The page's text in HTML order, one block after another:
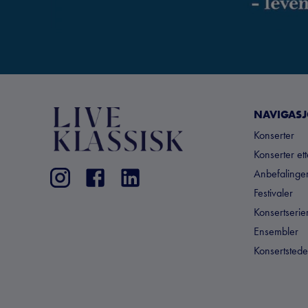
Konserter
Konserter
Festivaler
Ensembler